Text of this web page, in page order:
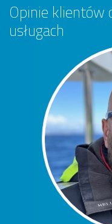
Opinie klientów
usługach